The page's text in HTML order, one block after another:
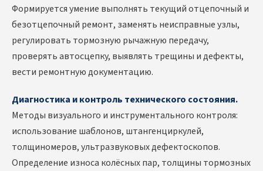
Формируется умение выполнять текущий отцепочный и
безотцепочный ремонт, заменять неисправные узлы,
регулировать тормозную рычажную передачу,
проверять автосцепку, выявлять трещины и дефекты,
вести ремонтную документацию.
Диагностика и контроль технического состояния.
Методы визуального и инструментального контроля:
использование шаблонов, штангенциркулей,
толщиномеров, ультразвуковых дефектоскопов.
Определение износа колёсных пар, толщины тормозных